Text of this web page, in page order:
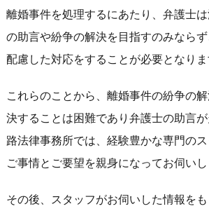
離婚事件を処理するにあたり、弁護士
の助言や紛争の解決を目指すのみなら
配慮した対応をすることが必要となりま
これらのことから、離婚事件の紛争の
決することは困難であり弁護士の助言
路法律事務所では、経験豊かな専門の
ご事情とご要望を親身になってお伺いし
その後、スタッフがお伺いした情報を